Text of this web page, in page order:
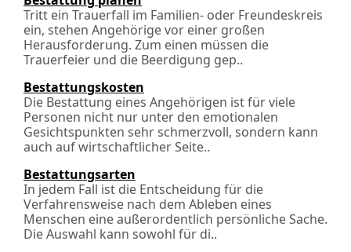
Tritt ein Trauerfall im Familien- oder Freundeskreis
ein, stehen Angehörige vor einer großen
Herausforderung. Zum einen müssen die
Trauerfeier und die Beerdigung gep..
Bestattungskosten
Die Bestattung eines Angehörigen ist für viele
Personen nicht nur unter den emotionalen
Gesichtspunkten sehr schmerzvoll, sondern kann
auch auf wirtschaftlicher Seite..
Bestattungsarten
In jedem Fall ist die Entscheidung für die
Verfahrensweise nach dem Ableben eines
Menschen eine außerordentlich persönliche Sache.
Die Auswahl kann sowohl für di..